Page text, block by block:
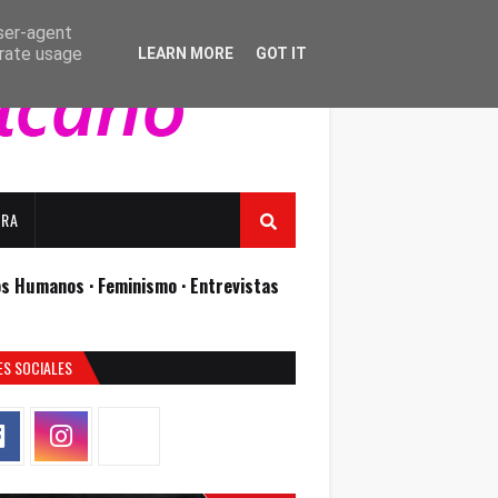
Humanos · Feminismo · Entrevistas
SOCIALES
agent
usage
LEARN MORE GOT IT